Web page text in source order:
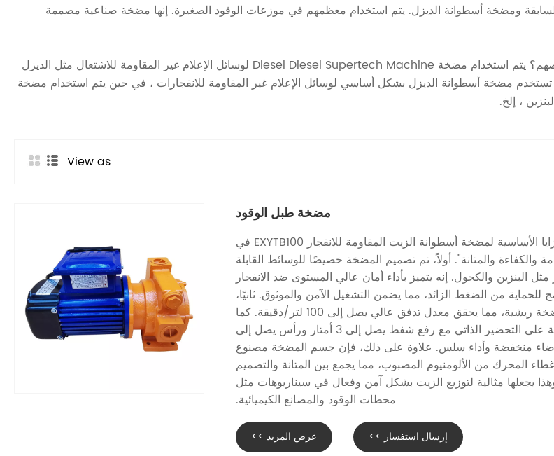
ومضخة أسطوانة الديزل. يتم استخدام معظمهم في موزعات الوقود الصغيرة. إنها مضخة صناعية مصممة
كيف يمكن للعملاء اختيار هذين النوعين من مضخة أسطوانة الزيت بناءً على خصائصهم؟ يتم استخدام مضخة Diesel Diesel Supertech Machine لوسائل الإعلام غير المقاومة للاشتعال مثل الديزل
تستخدم مضخة أسطوانة الديزل بشكل أساسي لوسائل الإعلام غير المقاومة للانفجارات ، في حين يتم استخدام مضخة
، إلخ.
View as
مضخة طبل الوقود
يمكن تلخيص المزايا الأساسية لمضخة أسطوانة الزيت المقاومة للانفجار EXYTB100 في
والكفاءة والمتانة". أولاً، تم تصميم المضخة خصيصًا للوسائط القابلة
مثل البنزين والكحول. إنه يتميز بأداء أمان عالي المستوى ضد الانفجار
من الضغط الزائد، مما يضمن التشغيل الآمن والموثوق. ثانيًا،
إنها تعتمد هيكل مضخة ريشية، مما يحقق معدل تدفق عالي يصل إلى 100 لتر/دقيقة. كما
أنها تتمتع بقدرة قوية على التحضير الذاتي مع رفع شفط يصل إلى 3 أمتار ورأس يصل إلى
منخفضة وأداء سلس. علاوة على ذلك، فإن جسم المضخة مصنوع
المحرك من الألومنيوم المصبوب، مما يجمع بين المتانة والتصميم
يجعلها مثالية لتوزيع الزيت بشكل آمن وفعال في سيناريوهات مثل
محطات الوقود والمصانع الكيميائية.
عرض المزيد >> إرسال استفسار >>